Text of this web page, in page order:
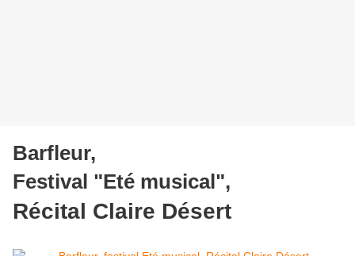
Barfleur,
Festival "Eté musical",
Récital Claire Désert